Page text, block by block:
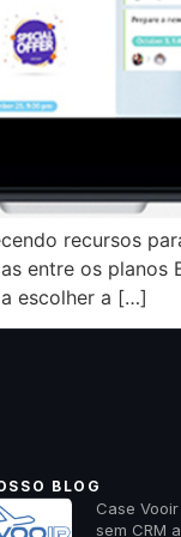
recursos
entre os
escolher a […]
BLOG
Case
sem CRM